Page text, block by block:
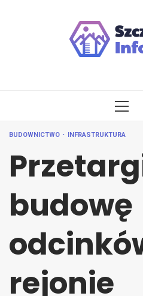
BUDOWNICTWO INFRASTRUKTURA
budowę
rejonie